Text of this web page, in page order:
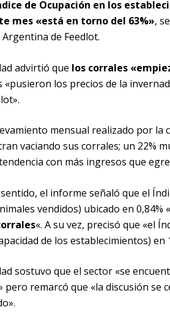
de Ocupación en los
mes «está en torno del 63%»,
de Feedlot.
advirtió que los corrales
«pusieron los precios de la
mensual realizado por la
vaciando sus corrales; un 22%
con más ingresos que
el informe señaló que el
vendidos) ubicado en 0,84%
«. A su vez, precisó que «el
de los establecimientos)
sostuvo que el sector «se
pero remarcó que «la discusión se